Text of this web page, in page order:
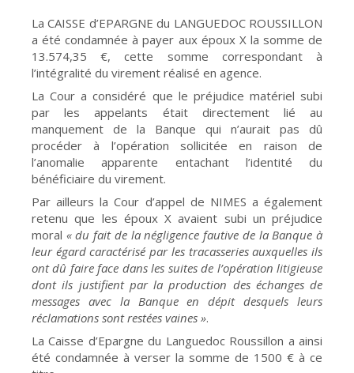
La CAISSE d’EPARGNE du LANGUEDOC ROUSSILLON
a été condamnée à payer aux époux X la somme de
13.574,35 €, cette somme correspondant à
l’intégralité du virement réalisé en agence.
La Cour a considéré que le préjudice matériel subi
par les appelants était directement lié au
manquement de la Banque qui n’aurait pas dû
procéder à l’opération sollicitée en raison de
l’anomalie apparente entachant l’identité du
bénéficiaire du virement.
Par ailleurs la Cour d’appel de NIMES a également
retenu que les époux X avaient subi un préjudice
moral « du fait de la négligence fautive de la Banque à
leur égard caractérisé par les tracasseries auxquelles ils
ont dû faire face dans les suites de l’opération litigieuse
dont ils justifient par la production des échanges de
messages avec la Banque en dépit desquels leurs
réclamations sont restées vaines ».
La Caisse d’Epargne du Languedoc Roussillon a ainsi
été condamnée à verser la somme de 1500 € à ce